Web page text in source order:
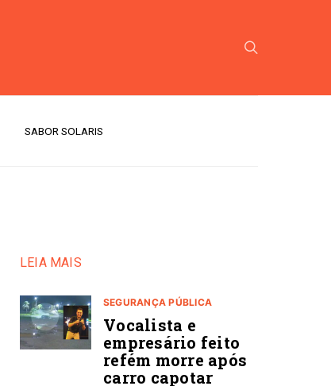
SABOR SOLARIS
LEIA MAIS
SEGURANÇA PÚBLICA
Vocalista e
empresário feito
refém morre após
carro capotar